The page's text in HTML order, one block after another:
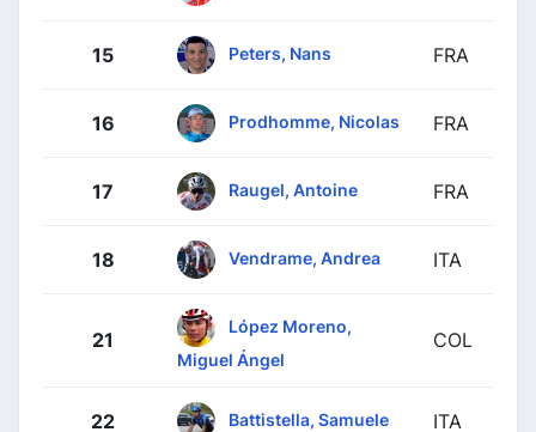
15 Peters, Nans FRA
16 Prodhomme, Nicolas FRA
17 Raugel, Antoine FRA
18 Vendrame, Andrea ITA
21
López Moreno,
Miguel Ángel
COL
22 Battistella, Samuele ITA